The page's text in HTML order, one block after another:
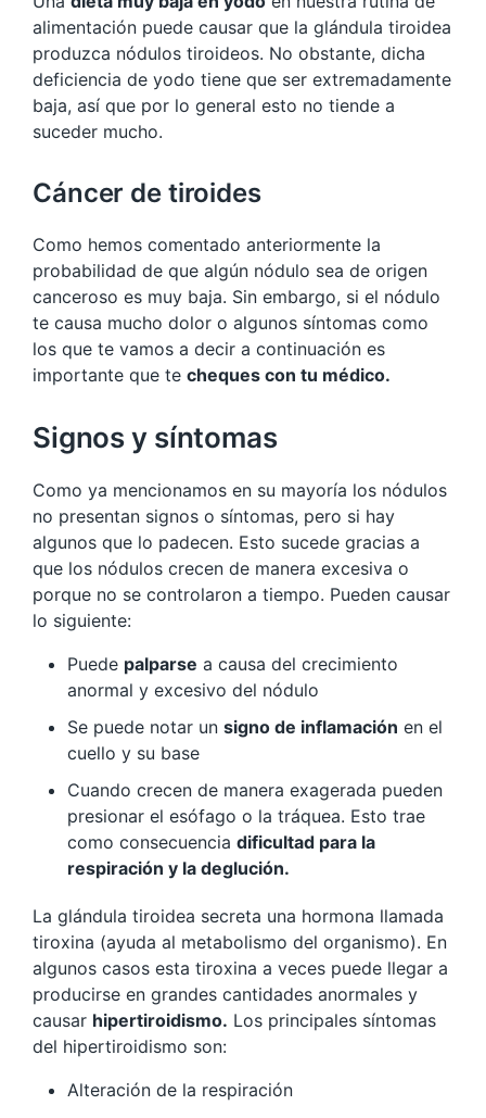
alimentación puede causar que la glándula tiroidea
produzca nódulos tiroideos. No obstante, dicha
deficiencia de yodo tiene que ser extremadamente
baja, así que por lo general esto no tiende a
suceder mucho.
Cáncer de tiroides
Como hemos comentado anteriormente la
probabilidad de que algún nódulo sea de origen
canceroso es muy baja. Sin embargo, si el nódulo
te causa mucho dolor o algunos síntomas como
los que te vamos a decir a continuación es
importante que te cheques con tu médico.
Signos y síntomas
Como ya mencionamos en su mayoría los nódulos
no presentan signos o síntomas, pero si hay
algunos que lo padecen. Esto sucede gracias a
que los nódulos crecen de manera excesiva o
porque no se controlaron a tiempo. Pueden causar
lo siguiente:
Puede palparse a causa del crecimiento
anormal y excesivo del nódulo
Se puede notar un signo de inflamación en el
cuello y su base
Cuando crecen de manera exagerada pueden
presionar el esófago o la tráquea. Esto trae
como consecuencia dificultad para la
respiración y la deglución.
La glándula tiroidea secreta una hormona llamada
tiroxina (ayuda al metabolismo del organismo). En
algunos casos esta tiroxina a veces puede llegar a
producirse en grandes cantidades anormales y
causar hipertiroidismo. Los principales síntomas
del hipertiroidismo son:
Alteración de la respiración